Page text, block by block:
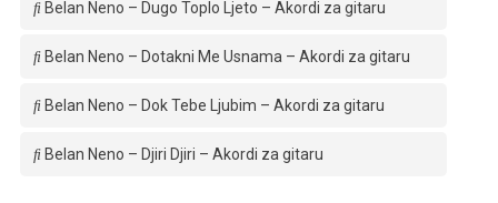
Belan Neno – Dugo Toplo Ljeto – Akordi za gitaru
Belan Neno – Dotakni Me Usnama – Akordi za gitaru
Belan Neno – Dok Tebe Ljubim – Akordi za gitaru
Belan Neno – Djiri Djiri – Akordi za gitaru